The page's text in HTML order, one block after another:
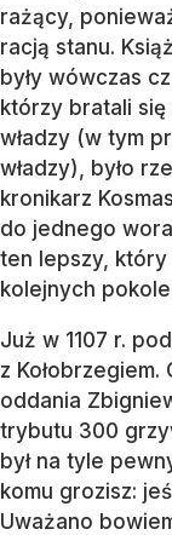
rażący,
racją stanu.
były wówczas
którzy bratali się
władzy (w tym
władzy), było
kronikarz
do jednego wora
ten lepszy, który
kolejnych
Już w 1107 r.
z
oddania
trybutu 300
był na tyle
komu grozisz:
Uważano